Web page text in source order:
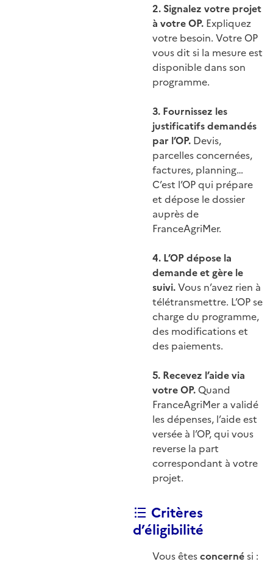
2. Signalez votre projet
à votre OP. Expliquez
votre besoin. Votre OP
vous dit si la mesure est
disponible dans son
programme.
3. Fournissez les
justificatifs demandés
par l’OP. Devis,
parcelles concernées,
factures, planning…
C’est l’OP qui prépare
et dépose le dossier
auprès de
FranceAgriMer.
4. L’OP dépose la
demande et gère le
suivi.Vous n’avez rien à
télétransmettre. L’OP se
charge du programme,
des modifications et
des paiements.
5. Recevez l’aide via
votre OP. Quand
FranceAgriMer a validé
les dépenses, l’aide est
versée à l’OP, qui vous
reverse la part
correspondant à votre
projet.
Critères
d’éligibilité
Vous êtesconcernési :